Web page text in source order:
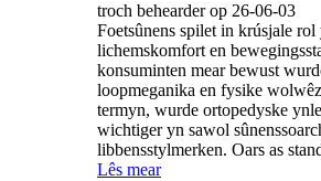
troch behearder op 26-06-03
Foetsûnens spilet in krúsjale rol
lichemskomfort en
konsuminten mear bewust
loopmeganika en fysike
termyn, wurde ortopedyske
wichtiger yn sawol
libbensstylmerken. Oars as
Lês mear